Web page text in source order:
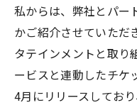
私からは、弊社とパー
かご紹介させていただ
タテインメントと取り
ービスと連動したチケ
4月にリリースしてお